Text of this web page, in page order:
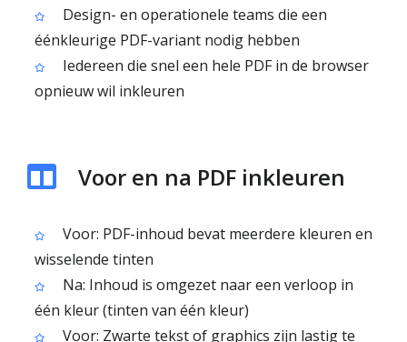
Design- en operationele teams die een
éénkleurige PDF-variant nodig hebben
Iedereen die snel een hele PDF in de browser
opnieuw wil inkleuren
Voor en na PDF inkleuren
Voor: PDF-inhoud bevat meerdere kleuren en
wisselende tinten
Na: Inhoud is omgezet naar een verloop in
één kleur (tinten van één kleur)
Voor: Zwarte tekst of graphics zijn lastig te